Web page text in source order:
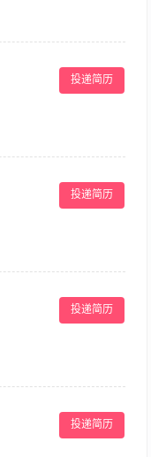
8000元/月，努力则过万
资，支持内部竞聘实现
、产品福利等。
投递简历
强的沟通能力和亲和力。
投递简历
采购提出建议。 5、参加
法， 2、持有美容师证书
素质，较高的职业素养
投递简历
投递简历